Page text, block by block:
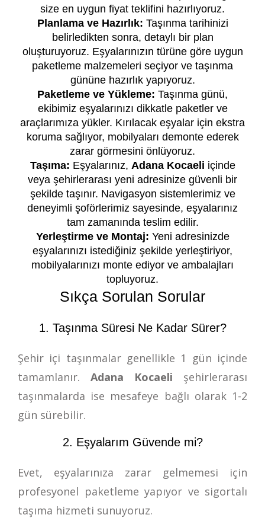
size en uygun fiyat teklifini hazırlıyoruz.
Planlama ve Hazırlık: Taşınma tarihinizi
belirledikten sonra, detaylı bir plan
oluşturuyoruz. Eşyalarınızın türüne göre uygun
paketleme malzemeleri seçiyor ve taşınma
gününe hazırlık yapıyoruz.
Paketleme ve Yükleme: Taşınma günü,
ekibimiz eşyalarınızı dikkatle paketler ve
araçlarımıza yükler. Kırılacak eşyalar için ekstra
koruma sağlıyor, mobilyaları demonte ederek
zarar görmesini önlüyoruz.
Taşıma: Eşyalarınız, Adana Kocaeli içinde
veya şehirlerarası yeni adresinize güvenli bir
şekilde taşınır. Navigasyon sistemlerimiz ve
deneyimli şoförlerimiz sayesinde, eşyalarınız
tam zamanında teslim edilir.
Yerleştirme ve Montaj: Yeni adresinizde
eşyalarınızı istediğiniz şekilde yerleştiriyor,
mobilyalarınızı monte ediyor ve ambalajları
topluyoruz.
Sıkça Sorulan Sorular
1. Taşınma Süresi Ne Kadar Sürer?
Şehir içi taşınmalar genellikle 1 gün içinde
tamamlanır. Adana Kocaeli şehirlerarası
taşınmalarda ise mesafeye bağlı olarak 1-2
gün sürebilir.
2. Eşyalarım Güvende mi?
Evet, eşyalarınıza zarar gelmemesi için
profesyonel paketleme yapıyor ve sigortalı
taşıma hizmeti sunuyoruz.